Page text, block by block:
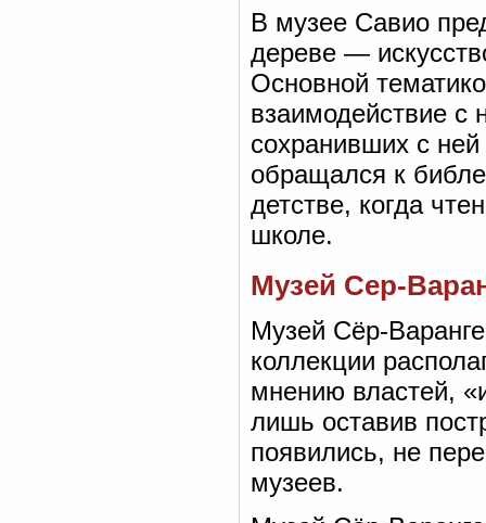
В музее Савио
дереве —
Основной
взаимодействие
сохранивших с
обращался к
детстве, когда
школе.
Музей Сер-
Музей Сёр-
коллекции
мнению властей,
лишь оставив
появились, не
музеев.